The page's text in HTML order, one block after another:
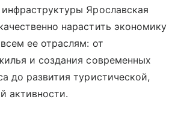
Ярославская
нарастить экономику
ее отраслям: от
и создания современных
до развития туристической,
активности.